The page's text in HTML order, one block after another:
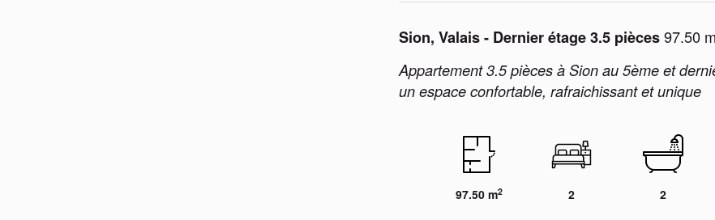
Sion, Valais - Dernier étage 3.5 pièces97.50 m
Appartement 3.5 pièces à Sion au 5ème et
un espace confortable, rafraichissant et unique
97.50 m2 2 2